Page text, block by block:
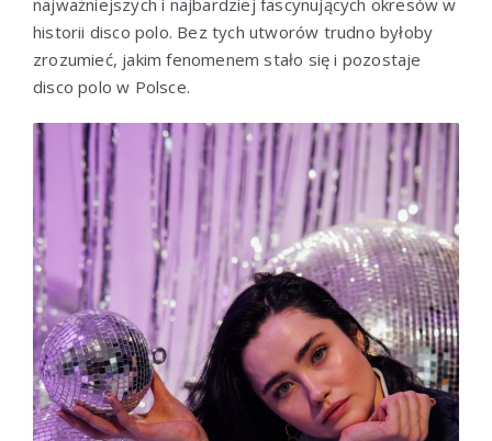
historii disco polo. Bez tych utworów trudno byłoby
zrozumieć, jakim fenomenem stało się i pozostaje
disco polo w Polsce.